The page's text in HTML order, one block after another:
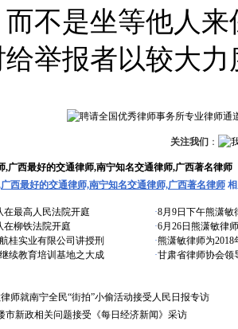
不是坐等他人
举报者以较大
关注我们 ：
,广西最好的交通律师,南宁知名交通律师,广西著名律师
西最好的交通律师,南宁知名交通律师,广西著名律师相
在最高人民法院开庭 ·8月9日下午熊潇敏
在柳铁法院开庭 ·6月26日熊潇敏律
桂实业有限公司讲授刑 ·熊潇敏律师为
续教育培训基地之大成 ·甘肃省律师协会领
师就南宁全民“街拍”小偷活动接受人民日报专访
市新政相关问题接受《每日经济新闻》采访